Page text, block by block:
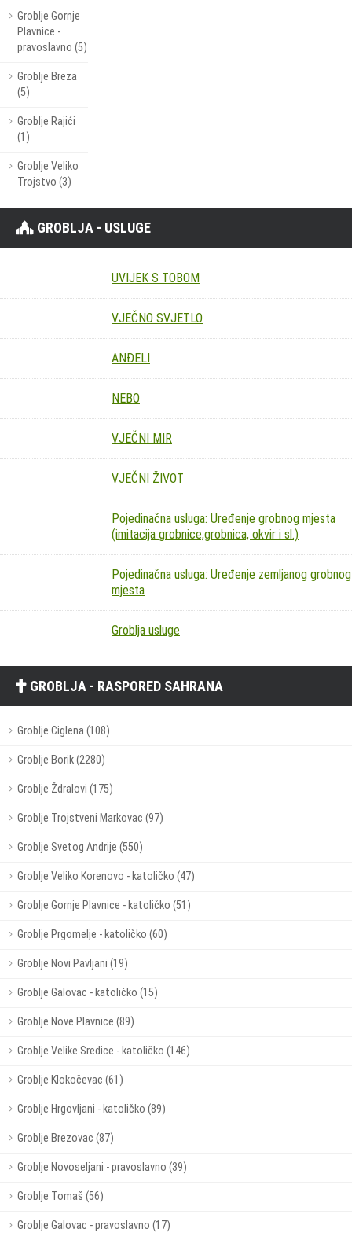
Groblje Gornje
Plavnice -
pravoslavno (5)
Groblje Breza
(5)
Groblje Rajići
(1)
Groblje Veliko
Trojstvo (3)
GROBLJA - USLUGE
UVIJEK S TOBOM
VJEČNO SVJETLO
ANĐELI
NEBO
VJEČNI MIR
VJEČNI ŽIVOT
Pojedinačna usluga: Uređenje grobnog mjesta
(imitacija grobnice,grobnica, okvir i sl.)
Pojedinačna usluga: Uređenje zemljanog grobnog
mjesta
Groblja usluge
GROBLJA - RASPORED SAHRANA
Groblje Ciglena (108)
Groblje Borik (2280)
Groblje Ždralovi (175)
Groblje Trojstveni Markovac (97)
Groblje Svetog Andrije (550)
Groblje Veliko Korenovo - katoličko (47)
Groblje Gornje Plavnice - katoličko (51)
Groblje Prgomelje - katoličko (60)
Groblje Novi Pavljani (19)
Groblje Galovac - katoličko (15)
Groblje Nove Plavnice (89)
Groblje Velike Sredice - katoličko (146)
Groblje Klokočevac (61)
Groblje Hrgovljani - katoličko (89)
Groblje Brezovac (87)
Groblje Novoseljani - pravoslavno (39)
Groblje Tomaš (56)
Groblje Galovac - pravoslavno (17)